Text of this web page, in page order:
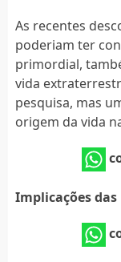
As recentes
poderiam ter
primordial,
vida
pesquisa, mas
origem da vida
Implicações